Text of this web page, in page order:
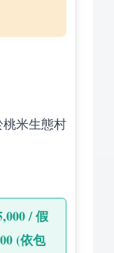
米生態村
/ 假
(依包